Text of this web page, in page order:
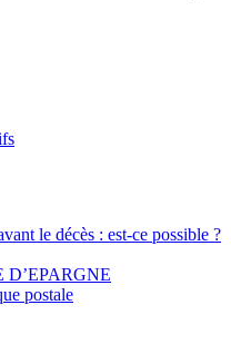
le décès : est-ce possible ?
D’EPARGNE
postale